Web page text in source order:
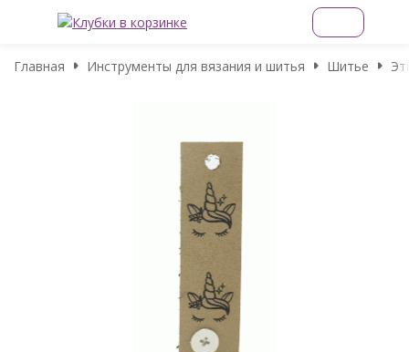
Главная Инструменты для вязания и шитья Шитье